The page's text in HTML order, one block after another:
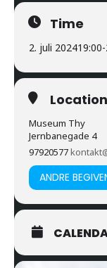
Time
2. juli 202419:00-
Location
Museum Thy
Jernbanegade 4
97920577
ANDRE